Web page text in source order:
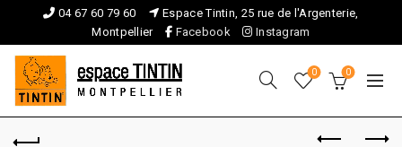
04 67 60 79 60
Espace Tintin, 25 rue de l'Argenterie,
Montpellier
Facebook Instagram
0 0